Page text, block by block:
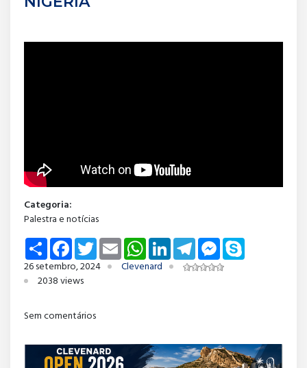
Categoria:
Palestra e notícias
Share FacebookTwitterEmail WhatsAppLinkedInTelegramMessenger
26 setembro, 2024
Clevenard
2038 views
Sem comentários